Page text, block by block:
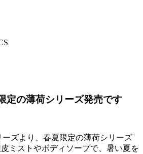
定の薄荷シリーズ発売です
ーズより、春夏限定の薄荷シリーズ
ミストやボディソープで、暑い夏を